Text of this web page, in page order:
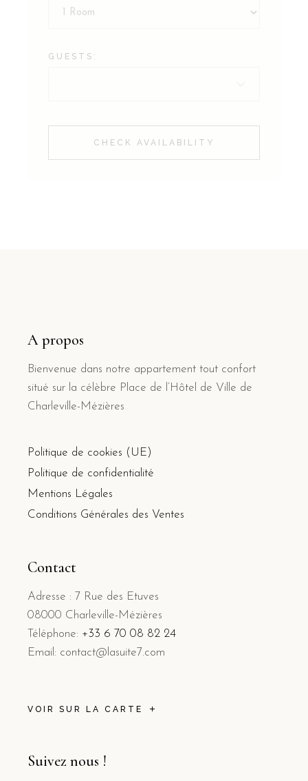
GUESTS:
CHECK AVAILABILITY
A propos
Bienvenue dans notre appartement tout confort
situé sur la célèbre Place de l’Hôtel de Ville de
Charleville-Mézières
Politique de cookies (UE)
Politique de confidentialité
Mentions Légales
Conditions Générales des Ventes
Contact
Adresse : 7 Rue des Etuves
08000 Charleville-Mézières
Téléphone: +33 6 70 08 82 24
Email: contact@lasuite7.com
VOIR SUR LA CARTE
Suivez nous !